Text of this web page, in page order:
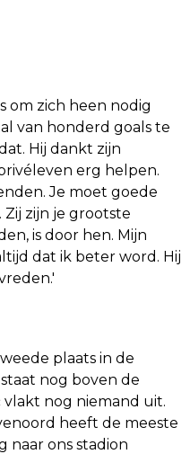
om zich heen nodig
van honderd goals te
Hij dankt zijn
erg helpen.
Je moet goede
zijn je grootste
is door hen. Mijn
dat ik beter word. Hij
plaats in de
nog boven de
vlakt nog niemand uit.
heeft de meeste
naar ons stadion